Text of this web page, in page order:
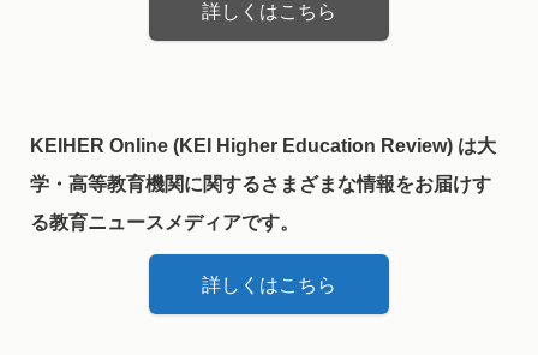
詳しくはこちら
KEIHER Online (KEI Higher Education Review) は大
学・高等教育機関に関するさまざまな情報をお届けす
る教育ニュースメディアです。
詳しくはこちら